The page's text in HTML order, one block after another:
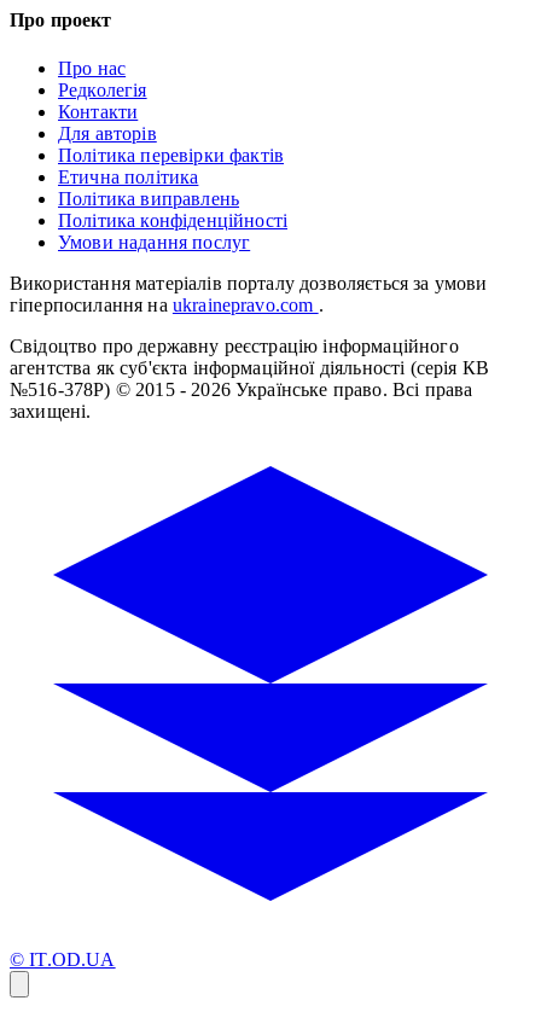
Про проект
Про нас
Редколегія
Контакти
Для авторів
Політика перевірки фактів
Етична політика
Політика виправлень
Політика конфіденційності
Умови надання послуг
Використання матеріалів порталу дозволяється за умови
гіперпосилання на ukrainepravo.com .
Свідоцтво про державну реєстрацію інформаційного
агентства як суб'єкта інформаційної діяльності (серія КВ
№516-378Р) © 2015 - 2026 Українське право. Всі права
захищені.
© IT.OD.UA